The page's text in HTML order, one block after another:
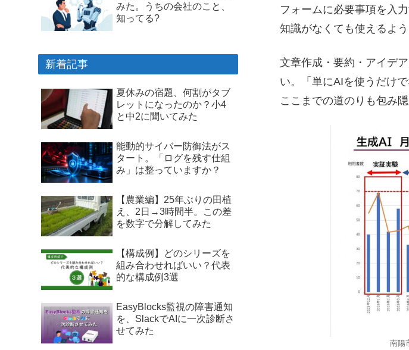
フォームに必要事項を入
知識がなくても使えるよ
文章作成・要約・アイデ
い。「単にAIを使うだけ
ここまでの道のりも包み
南陽
みた。うちの会社のこと、
知ってる?
新着記事
夏休みの宿題、何割がタブ
レットになったのか？小4
と中2に聞いてみた
能動的サイバー防御法がス
タート。「ログを残す仕組
み」は整っていますか？
【農業編】25年ぶりの田植
え、2日→3時間半。この差
を数字で分解してみた
【構成例】どのシリーズを
組み合わせればいい？代表
的な構成例3選
EasyBlocks監視の障害通知
を、SlackでAIに一次診断さ
せてみた